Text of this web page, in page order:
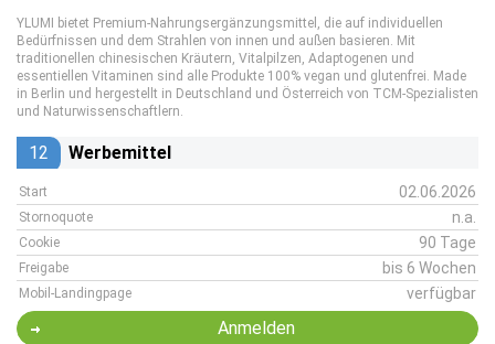
YLUMI bietet Premium-Nahrungsergänzungsmittel, die auf individuellen
Bedürfnissen und dem Strahlen von innen und außen basieren. Mit
traditionellen chinesischen Kräutern, Vitalpilzen, Adaptogenen und
essentiellen Vitaminen sind alle Produkte 100% vegan und glutenfrei. Made
in Berlin und hergestellt in Deutschland und Österreich von TCM-Spezialisten
und Naturwissenschaftlern.
12 Werbemittel
Start 02.06.2026
Stornoquote n.a.
Cookie 90 Tage
Freigabe bis 6 Wochen
Mobil-Landingpage verfügbar
Anmelden